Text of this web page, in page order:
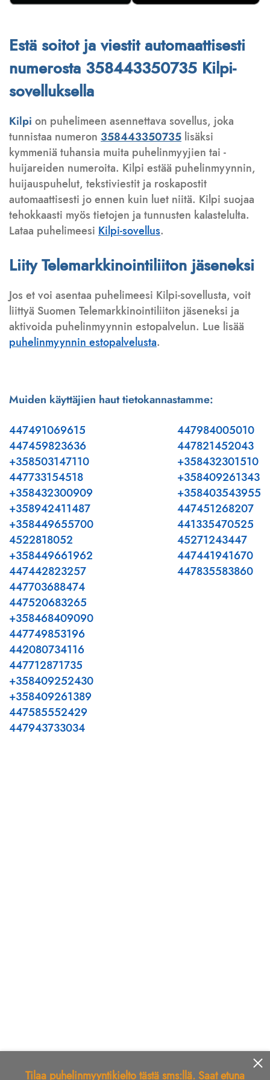
Estä soitot ja viestit automaattisesti
numerosta 358443350735 Kilpi-
sovelluksella
Kilpi on puhelimeen asennettava sovellus, joka
tunnistaa numeron 358443350735 lisäksi
kymmeniä tuhansia muita puhelinmyyjien tai -
huijareiden numeroita. Kilpi estää puhelinmyynnin,
huijauspuhelut, tekstiviestit ja roskapostit
automaattisesti jo ennen kuin luet niitä. Kilpi suojaa
tehokkaasti myös tietojen ja tunnusten kalastelulta.
Lataa puhelimeesi Kilpi-sovellus.
Liity Telemarkkinointiliiton jäseneksi
Jos et voi asentaa puhelimeesi Kilpi-sovellusta, voit
liittyä Suomen Telemarkkinointiliiton jäseneksi ja
aktivoida puhelinmyynnin estopalvelun. Lue lisää
puhelinmyynnin estopalvelusta.
Muiden käyttäjien haut tietokannastamme:
447491069615
447459823636
+358503147110
447733154518
+358432300909
+358942411487
+358449655700
4522818052
+358449661962
447442823257
447984005010
447821452043
+358432301510
+358409261343
+358403543955
447451268207
441335470525
45271243447
447441941670
447835583860
447703688474
447520683265
+358468409090
447749853196
442080734116
447712871735
+358409252430
+358409261389
447585552429
447943733034
Tilaa puhelinmyyntikielto tästä sms:llä. Saat etuna